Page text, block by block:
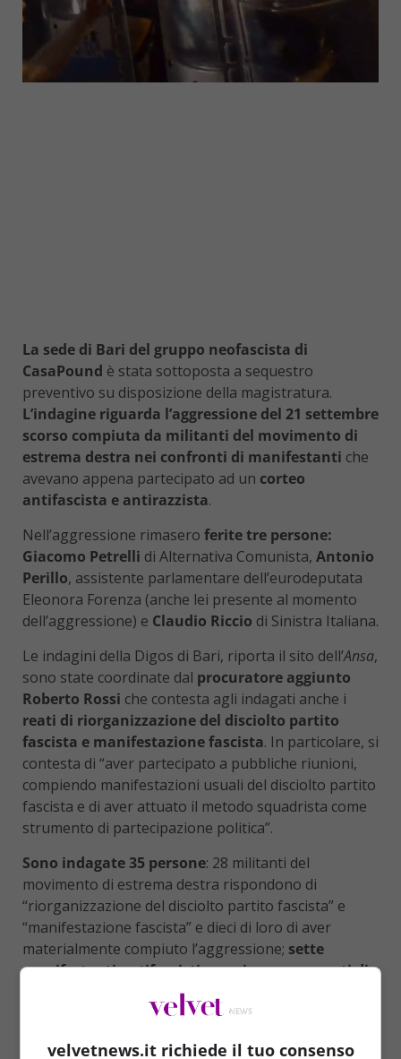
La sede di Bari del gruppo neofascista di
CasaPound è stata sottoposta a sequestro
preventivo su disposizione della magistratura.
L’indagine riguarda l’aggressione del 21 settembre
scorso compiuta da militanti del movimento di
estrema destra nei confronti di manifestanti che
avevano appena partecipato ad un corteo
antifascista e antirazzista.
Nell’aggressione rimasero ferite tre persone:
Giacomo Petrelli di Alternativa Comunista, Antonio
Perillo, assistente parlamentare dell’eurodeputata
Eleonora Forenza (anche lei presente al momento
dell’aggressione) e Claudio Riccio di Sinistra Italiana.
Le indagini della Digos di Bari, riporta il sito dell’Ansa,
sono state coordinate dal procuratore aggiunto
Roberto Rossi che contesta agli indagati anche i
reati di riorganizzazione del disciolto partito
fascista e manifestazione fascista. In particolare, si
contesta di “aver partecipato a pubbliche riunioni,
compiendo manifestazioni usuali del disciolto partito
fascista e di aver attuato il metodo squadrista come
strumento di partecipazione politica”.
Sono indagate 35 persone: 28 militanti del
movimento di estrema destra rispondono di
“riorganizzazione del disciolto partito fascista” e
“manifestazione fascista” e dieci di loro di aver
materialmente compiuto l’aggressione; sette
manifestanti antifascisti sono invece accusati di
violenza e minaccia a pubblico ufficiale.
velvetnews.it richiede il tuo consenso